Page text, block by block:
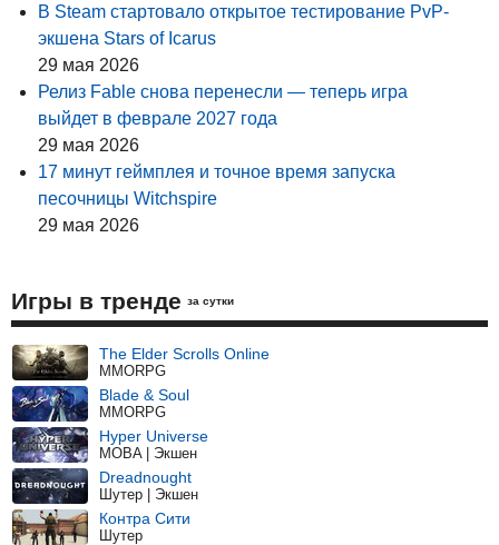
В Steam стартовало открытое тестирование PvP-
экшена Stars of Icarus
29 мая 2026
Релиз Fable снова перенесли — теперь игра
выйдет в феврале 2027 года
29 мая 2026
17 минут геймплея и точное время запуска
песочницы Witchspire
29 мая 2026
Игры в тренде за сутки
The Elder Scrolls Online
MMORPG
Blade & Soul
MMORPG
Hyper Universe
MOBA | Экшен
Dreadnought
Шутер | Экшен
Контра Сити
Шутер